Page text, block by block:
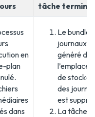
tâche
en
plan
dans
Le bundle
journaux
généré
de
des
est
La tâche